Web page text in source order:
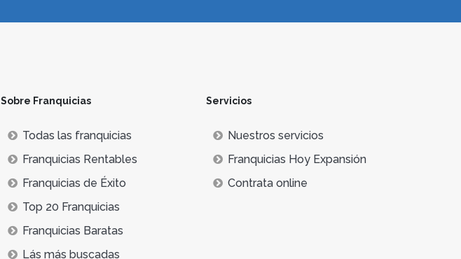
Sobre Franquicias
Todas las franquicias
Franquicias Rentables
Franquicias de Éxito
Top 20 Franquicias
Franquicias Baratas
Lás más buscadas
Servicios
Nuestros servicios
Franquicias Hoy Expansión
Contrata online